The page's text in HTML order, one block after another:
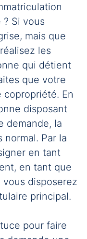
Si vous
mais que
les
qui détient
que votre
copropriété. En
disposant
demande, la
normal. Par la
en tant
en tant que
disposerez
principal.
pour faire